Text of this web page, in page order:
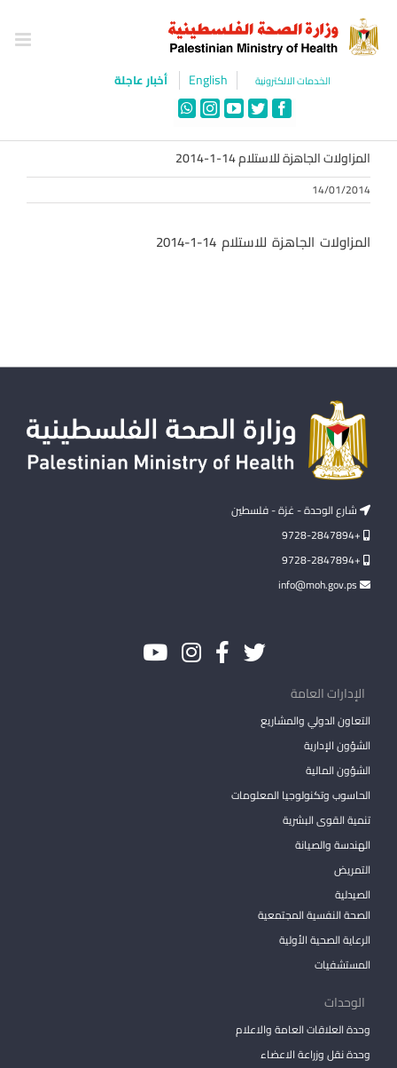
content
الخدمات الالكترونية English أخبار عاجلة
Facebook
Twitter
YouTube
Instagram
WhatsApp
المزاولات الجاهزة للاستلام 14-1-2014
14/01/2014
المزاولات الجاهزة للاستلام 14-1-2014
شارع الوحدة - غزة - فلسطين
+9728-2847894
+9728-2847894
الإدارات العامة
التعاون الدولي والمشاريع
الشؤون الإدارية
الشؤون المالية
الحاسوب وتكنولوجيا المعلومات
تنمية القوى البشرية
الهندسة والصيانة
التمريض
الصيدلية
الصحة النفسية المجتمعية
الرعاية الصحية الأولية
المستشفيات
الوحدات
وحدة العلاقات العامة والاعلام
وحدة نقل وزراعة الاعضاء